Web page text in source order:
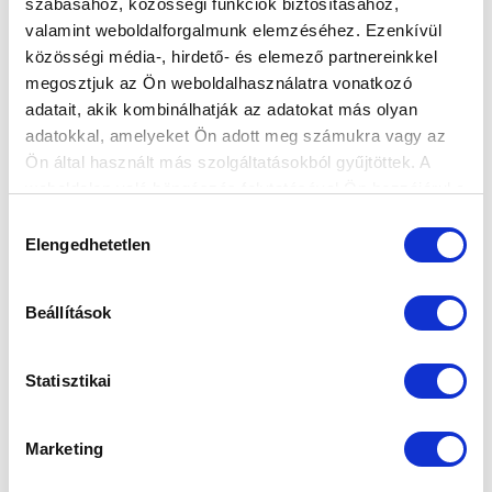
szabásához, közösségi funkciók biztosításához,
valamint weboldalforgalmunk elemzéséhez. Ezenkívül
közösségi média-, hirdető- és elemező partnereinkkel
megosztjuk az Ön weboldalhasználatra vonatkozó
adatait, akik kombinálhatják az adatokat más olyan
adatokkal, amelyeket Ön adott meg számukra vagy az
Ön által használt más szolgáltatásokból gyűjtöttek. A
kiválasztása
Elengedhetetlen
Beállítások
Statisztikai
Marketing
HORVÁTH DÁVID: „REMÉLEM, EZ A POFON
FELRÁZ MINKET” (VIDEÓ)
2023-04-25 10:18:46
Vezetőedzőnk, Horváth Dávid értékelt a Soroksár elleni
összecsapás után.